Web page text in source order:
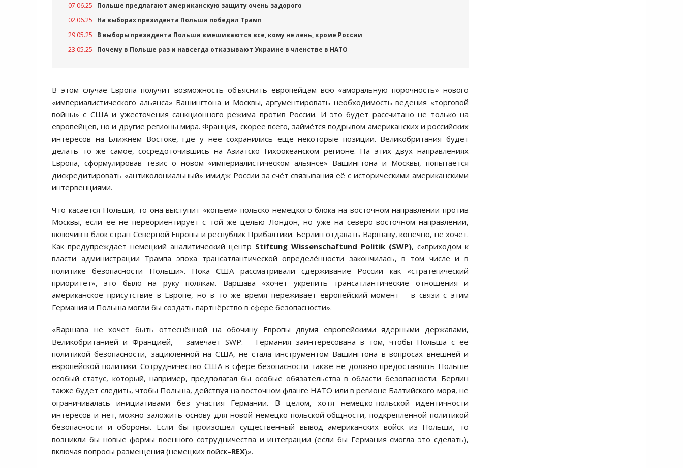
07.06.25
Польше предлагают американскую защиту очень задорого
02.06.25
На выборах президента Польши победил Трамп
29.05.25
В выборы президента Польши вмешиваются все, кому не лень, кроме России
23.05.25
Почему в Польше раз и навсегда отказывают Украине в членстве в НАТО
В этом случае Европа получит возможность объяснить европейцам всю «аморальную порочность» нового
«империалистического альянса» Вашингтона и Москвы, аргументировать необходимость ведения «торговой
войны» с США и ужесточения санкционного режима против России. И это будет рассчитано не только на
европейцев, но и другие регионы мира. Франция, скорее всего, займётся подрывом американских и российских
интересов на Ближнем Востоке, где у неё сохранились ещё некоторые позиции. Великобритания будет
делать то же самое, сосредоточившись на Азиатско-Тихоокеанском регионе. На этих двух направлениях
Европа, сформулировав тезис о новом «империалистическом альянсе» Вашингтона и Москвы, попытается
дискредитировать «антиколониальный» имидж России за счёт связывания её с историческими американскими
интервенциями.
Что касается Польши, то она выступит «копьём» польско-немецкого блока на восточном направлении против
Москвы, если её не переориентирует с той же целью Лондон, но уже на северо-восточном направлении,
включив в блок стран Северной Европы и республик Прибалтики. Берлин отдавать Варшаву, конечно, не хочет.
Как предупреждает немецкий аналитический центр Stiftung Wissenschaftund Politik (SWP), с«приходом к
власти администрации Трампа эпоха трансатлантической определённости закончилась, в том числе и в
политике безопасности Польши». Пока США рассматривали сдерживание России как «стратегический
приоритет», это было на руку полякам. Варшава «хочет укрепить трансатлантические отношения и
американское присутствие в Европе, но в то же время переживает европейский момент – в связи с этим
Германия и Польша могли бы создать партнёрство в сфере безопасности».
«Варшава не хочет быть оттеснённой на обочину Европы двумя европейскими ядерными державами,
Великобританией и Францией, – замечает SWP. – Германия заинтересована в том, чтобы Польша с её
политикой безопасности, зацикленной на США, не стала инструментом Вашингтона в вопросах внешней и
европейской политики. Сотрудничество США в сфере безопасности также не должно предоставлять Польше
особый статус, который, например, предполагал бы особые обязательства в области безопасности. Берлин
также будет следить, чтобы Польша, действуя на восточном фланге НАТО или в регионе Балтийского моря, не
ограничивалась инициативами без участия Германии. В целом, хотя немецко-польской идентичности
интересов и нет, можно заложить основу для новой немецко-польской общности, подкреплённой политикой
безопасности и обороны. Если бы произошёл существенный вывод американских войск из Польши, то
возникли бы новые формы военного сотрудничества и интеграции (если бы Германия смогла это сделать),
включая вопросы размещения (немецких войск–REX)».